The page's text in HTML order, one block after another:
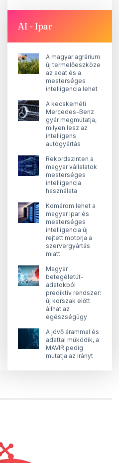
AI - Ipar
A magyar agrárium
új termelőeszköze
az adat és a
mesterséges
intelligencia lehet
A kecskeméti
Mercedes-Benz
gyár megmutatja,
milyen lesz az
intelligens
autógyártás
Rekordszinten a
magyar vállalatok
mesterséges
intelligencia
használata
Komárom lehet a
magyar ipar és
mesterséges
intelligencia új
rejtett motorja a
szervergyártás
miatt
Magyar
betegéletút-
adatokból
prediktív rendszer:
új korszak előtt
állhat az
egészségügy
A jövő árammal és
adattal működik, a
MAVIR pedig
mutatja az irányt